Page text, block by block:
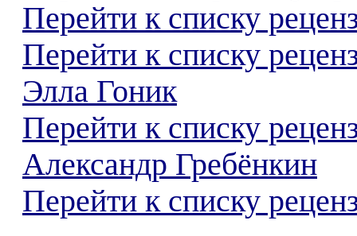
Перейти к списку
Перейти к списку
Элла Гоник
Перейти к списку
Александр Гребёнкин
Перейти к списку